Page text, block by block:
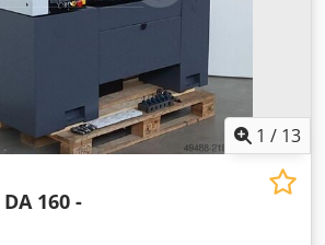
1 / 13
DA 160 -